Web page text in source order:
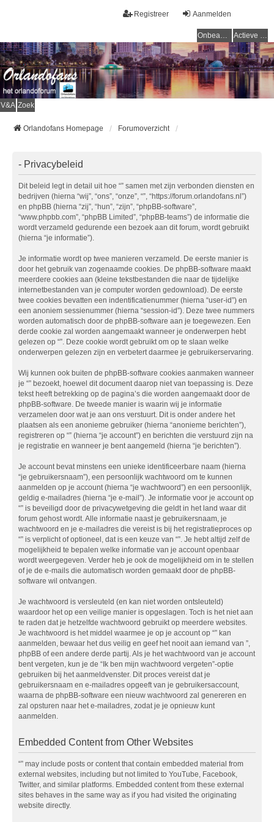
Aanmelden
Registreer
Onbeantwoorde onderwerpen Actieve onderwerpen
V&A Zoek
Orlandofans Homepage Forumoverzicht
- Privacybeleid
Dit beleid legt in detail uit hoe “” samen met zijn verbonden diensten en
bedrijven (hierna “wij”, “ons”, “onze”, “”, “https://forum.orlandofans.nl”)
en phpBB (hierna “zij”, “hun”, “zijn”, “phpBB-software”,
“www.phpbb.com”, “phpBB Limited”, “phpBB-teams”) de informatie die
wordt verzameld gedurende een bezoek aan dit forum, wordt gebruikt
(hierna “je informatie”).
Je informatie wordt op twee manieren verzameld. De eerste manier is
door het gebruik van zogenaamde cookies. De phpBB-software maakt
meerdere cookies aan (kleine tekstbestanden die naar de tijdelijke
internetbestanden van je computer worden gedownload). De eerste
twee cookies bevatten een indentificatienummer (hierna “user-id”) en
een anoniem sessienummer (hierna “session-id”). Deze twee nummers
worden automatisch door de phpBB-software aan je toegewezen. Een
derde cookie zal worden aangemaakt wanneer je onderwerpen hebt
gelezen op “”. Deze cookie wordt gebruikt om op te slaan welke
onderwerpen gelezen zijn en verbetert daarmee je gebruikerservaring.
Wij kunnen ook buiten de phpBB-software cookies aanmaken wanneer
je “” bezoekt, hoewel dit document daarop niet van toepassing is. Deze
tekst heeft betrekking op de pagina’s die worden aangemaakt door de
phpBB-software. De tweede manier is waarin wij je informatie
verzamelen door wat je aan ons verstuurt. Dit is onder andere het
plaatsen als een anonieme gebruiker (hierna “anonieme berichten”),
registreren op “” (hierna “je account”) en berichten die verstuurd zijn na
je registratie en wanneer je bent aangemeld (hierna “je berichten”).
Je account bevat minstens een unieke identificeerbare naam (hierna
“je gebruikersnaam”), een persoonlijk wachtwoord om te kunnen
aanmelden op je account (hierna “je wachtwoord”) en een persoonlijk,
geldig e-mailadres (hierna “je e-mail”). Je informatie voor je account op
“” is beveiligd door de privacywetgeving die geldt in het land waar dit
forum gehost wordt. Alle informatie naast je gebruikersnaam, je
wachtwoord en je e-mailadres die vereist is bij het registratieproces op
“” is verplicht of optioneel, dat is een keuze van “”. Je hebt altijd zelf de
mogelijkheid te bepalen welke informatie van je account openbaar
wordt weergegeven. Verder heb je ook de mogelijkheid om in te stellen
of je de e-mails die automatisch worden gemaakt door de phpBB-
software wil ontvangen.
Je wachtwoord is versleuteld (en kan niet worden ontsleuteld)
waardoor het op een veilige manier is opgeslagen. Toch is het niet aan
te raden dat je hetzelfde wachtwoord gebruikt op meerdere websites.
Je wachtwoord is het middel waarmee je op je account op “” kan
aanmelden, bewaar het dus veilig en geef het nooit aan iemand van ”,
phpBB of een andere derde partij. Als je het wachtwoord van je account
bent vergeten, kun je de “Ik ben mijn wachtwoord vergeten”-optie
gebruiken bij het aanmeldvenster. Dit proces vereist dat je
gebruikersnaam en e-mailadres opgeeft van je gebruikersaccount,
waarna de phpBB-software een nieuw wachtwoord zal genereren en
zal opsturen naar het e-mailadres, zodat je je opnieuw kunt
aanmelden.
Embedded Content from Other Websites
“” may include posts or content that contain embedded material from
external websites, including but not limited to YouTube, Facebook,
Twitter, and similar platforms. Embedded content from these external
sites behaves in the same way as if you had visited the originating
website directly.